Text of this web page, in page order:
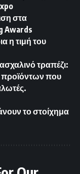
στα
Awards
η τιμή του
τραπέζι:
προϊόντων που
το στοίχημα